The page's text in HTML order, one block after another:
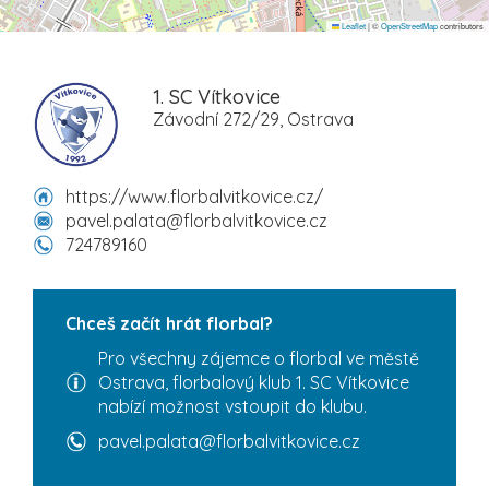
Leaflet|©OpenStreetMapcontributors
1. SC Vítkovice
Závodní 272/29, Ostrava
https://www.florbalvitkovice.cz/
pavel.palata@florbalvitkovice.cz
724789160
Chceš začít hrát florbal?
Pro všechny zájemce o florbal ve městě
Ostrava, florbalový klub 1. SC Vítkovice
nabízí možnost vstoupit do klubu.
pavel.palata@florbalvitkovice.cz